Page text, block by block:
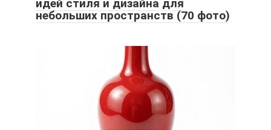
идей стиля и дизайна для
небольших пространств (70 фото)